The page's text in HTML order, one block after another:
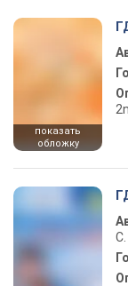
показать
обложку